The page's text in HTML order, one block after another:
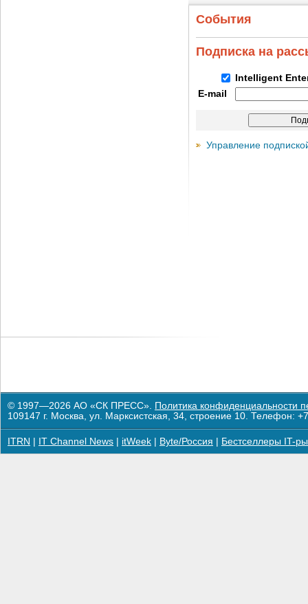
События
Подписка на
Intelligent
E-mail
Управление
© 1997—2026 АО «СК ПРЕСС». Политика конфиденциальности
109147 г. Москва, ул. Марксистская, 34, строение 10. Телефон:
ITRN IT Channel News itWeek Byte/Россия Бестселлеры IT-